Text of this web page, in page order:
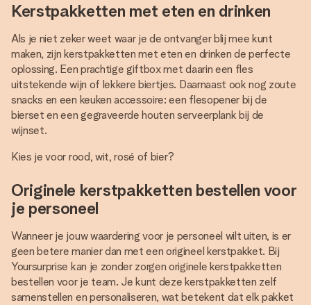
Kerstpakketten met eten en drinken
Als je niet zeker weet waar je de ontvanger blij mee kunt
maken, zijn kerstpakketten met eten en drinken de perfecte
oplossing. Een prachtige giftbox met daarin een fles
uitstekende wijn of lekkere biertjes. Daarnaast ook nog zoute
snacks en een keuken accessoire: een flesopener bij de
bierset en een gegraveerde houten serveerplank bij de
wijnset.
Kies je voor rood, wit, rosé of bier?
Originele kerstpakketten bestellen voor
je personeel
Wanneer je jouw waardering voor je personeel wilt uiten, is er
geen betere manier dan met een origineel kerstpakket. Bij
Yoursurprise kan je zonder zorgen originele kerstpakketten
bestellen voor je team. Je kunt deze kerstpakketten zelf
samenstellen en personaliseren, wat betekent dat elk pakket